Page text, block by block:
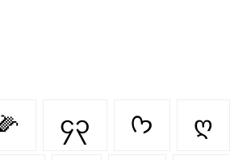
၄၃ ᡣ𐭩 ღ